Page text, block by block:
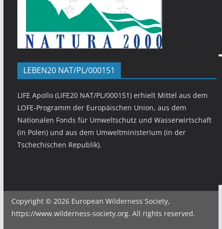
LEBEN20 NAT/PL/000151
LIFE Apollo (LIFE20 NAT/PL/000151) erhielt Mittel aus dem
LOFE-Programm der Europäischen Union, aus dem
Nationalen Fonds für Umweltschutz und Wasserwirtschaft
(in Polen) und aus dem Umweltministerium (in der
Tschechischen Republik).
Copyright © 2026 European Wilderness Society,
https://www.wilderness-society.org. All rights reserved.